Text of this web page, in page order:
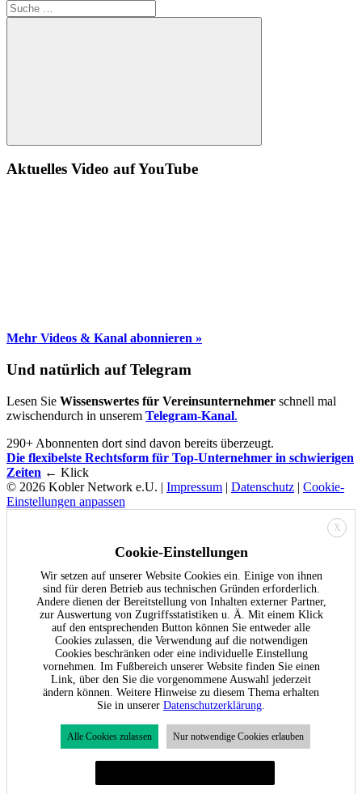
Suche
Aktuelles Video auf YouTube
Mehr Videos & Kanal abonnieren »
Und natürlich auf Telegram
Lesen Sie Wissenswertes für Vereinsunternehmer schnell mal
zwischendurch in unserem Telegram-Kanal.
290+ Abonnenten dort sind davon bereits überzeugt.
Die flexibelste Rechtsform für Top-Unternehmer in schwierigen
Zeiten ← Klick
© 2026 Kobler Network e.U. | Impressum | Datenschutz | Cookie-
Einstellungen anpassen
X
Cookie-Einstellungen
Wir setzen auf unserer Website Cookies ein. Einige von ihnen
sind für deren Betrieb aus technischen Gründen erforderlich.
Andere dienen der Bereitstellung von Inhalten externer Partner,
zur Auswertung von Zugriffsstatistiken u. Ä. Mit einem Klick
auf den entsprechenden Button können Sie entweder alle
Cookies zulassen, die Verwendung auf die notwendigen
Cookies beschränken oder eine individuelle Einstellung
vornehmen. Im Fußbereich unserer Website finden Sie einen
Link, über den Sie die vorgenommene Auswahl jederzeit
ändern können. Weitere Hinweise zu diesem Thema erhalten
Sie in unserer Datenschutzerklärung
Alle Cookies zulassen Nur notwendige Cookies erlauben